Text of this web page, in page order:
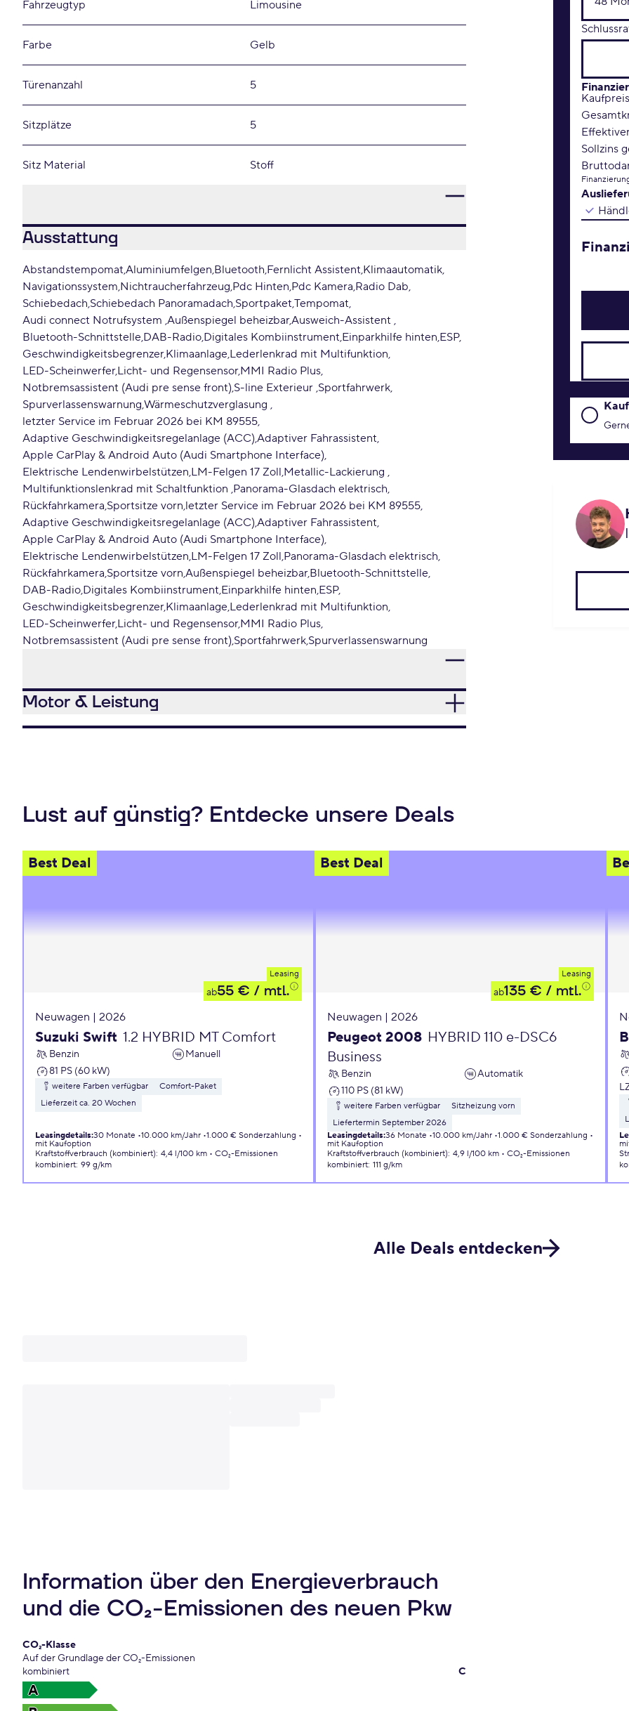
Kaufpreis
Sollzins
Fahrzeugtyp Limousine
Farbe Gelb
Türenanzahl 5
Sitzplätze 5
Sitz Material Stoff
Ausstattung
AbstandstempomatAluminiumfelgen Bluetooth Fernlicht Assistent Klimaautomatik
Navigationssystem Nichtraucherfahrzeug Pdc Hinten Pdc Kamera Radio Dab
Schiebedach Schiebedach Panoramadach SportpaketTempomat
Audi connect Notrufsystem Außenspiegel beheizbarAusweich-Assistent
Bluetooth-Schnittstelle DAB-Radio Digitales Kombiinstrument Einparkhilfe hinten ESP
Geschwindigkeitsbegrenzer Klimaanlage Lederlenkrad mit Multifunktion
LED-Scheinwerfer Licht- und Regensensor MMI Radio Plus
Notbremsassistent (Audi pre sense front) S-line Exterieur Sportfahrwerk
Spurverlassenswarnung Wärmeschutzverglasung
letzter Service im Februar 2026 bei KM 89555
Adaptive Geschwindigkeitsregelanlage (ACC)Adaptiver Fahrassistent
Apple CarPlay & Android Auto (Audi Smartphone Interface)
Elektrische Lendenwirbelstützen LM-Felgen 17 Zoll Metallic-Lackierung
Multifunktionslenkrad mit Schaltfunktion Panorama-Glasdach elektrisch
Rückfahrkamera Sportsitze vorn letzter Service im Februar 2026 bei KM 89555
Adaptive Geschwindigkeitsregelanlage (ACC)Adaptiver Fahrassistent
Apple CarPlay & Android Auto (Audi Smartphone Interface)
Elektrische Lendenwirbelstützen LM-Felgen 17 Zoll Panorama-Glasdach elektrisch
Rückfahrkamera Sportsitze vorn Außenspiegel beheizbar Bluetooth-Schnittstelle
DAB-Radio Digitales Kombiinstrument Einparkhilfe hinten ESP
Geschwindigkeitsbegrenzer Klimaanlage Lederlenkrad mit Multifunktion
LED-Scheinwerfer Licht- und Regensensor MMI Radio Plus
Notbremsassistent (Audi pre sense front) Sportfahrwerk Spurverlassenswarnung
Motor & Leistung
Lust auf günstig? Entdecke unsere Deals
Best Deal
Leasing
ab55 € / mtl.
Neuwagen | 2026
Suzuki Swift 1.2 HYBRID MT Comfort
Benzin
Manuell
81 PS (60 kW)
weitere Farben verfügbar
Comfort-Paket
Lieferzeit ca. 20 Wochen
Leasingdetails:30 Monate 10.000 km/Jahr 1.000 € Sonderzahlung
mit Kaufoption
Kraftstoffverbrauch (kombiniert): 4,4 l/100 km
CO₂-Emissionen
kombiniert: 99 g/km
Best Deal
Leasing
ab135 € / mtl.
Neuwagen | 2026
Peugeot 2008 HYBRID 110 e-DSC6
Business
Benzin
Automatik
110 PS (81 kW)
weitere Farben verfügbar
Sitzheizung vorn
Liefertermin September 2026
Leasingdetails:36 Monate 10.000 km/Jahr 1.000 € Sonderzahlung
mit Kaufoption
Kraftstoffverbrauch (kombiniert): 4,9 l/100 km
CO₂-Emissionen
kombiniert: 111 g/km
Alle Deals entdecken
Information über den Energieverbrauch
und die CO₂-Emissionen des neuen Pkw
CO₂-Klasse
Auf der Grundlage der CO₂-Emissionen
kombiniert
C
A